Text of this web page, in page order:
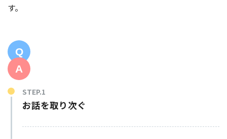
す。
お話を取り次ぐ